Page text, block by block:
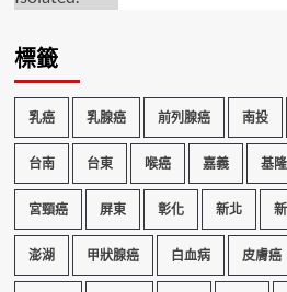
標籤
乳癌 乳腺癌 前列腺癌 南投
台南 台東 喉癌 嘉義 基隆
宮頸癌 屏東 彰化 新北
澎湖 甲狀腺癌 白血病 皮膚癌